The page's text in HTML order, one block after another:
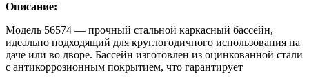
Описание:
Модель 56574 — прочный стальной каркасный бассейн,
идеально подходящий для круглогодичного использования на
даче или во дворе. Бассейн изготовлен из оцинкованной стали
с антикоррозионным покрытием, что гарантирует